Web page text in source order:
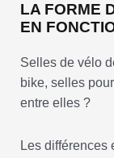
LA FORME
EN
Selles de vélo
bike, selles
entre elles ?
Les différences